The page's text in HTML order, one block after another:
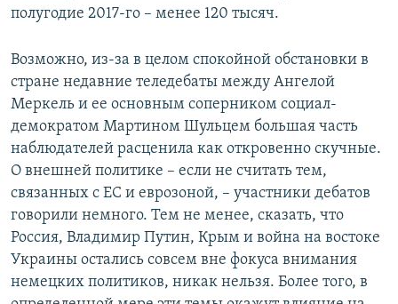
полугодие 2017-го – менее 120 тысяч.
Возможно, из-за в целом спокойной обстановки в
стране недавние теледебаты между Ангелой
Меркель и ее основным соперником социал-
демократом Мартином Шульцем большая часть
наблюдателей расценила как откровенно скучные.
О внешней политике – если не считать тем,
связанных с ЕС и еврозоной, – участники дебатов
говорили немного. Тем не менее, сказать, что
Россия, Владимир Путин, Крым и война на востоке
Украины остались совсем вне фокуса внимания
немецких политиков, никак нельзя. Более того, в